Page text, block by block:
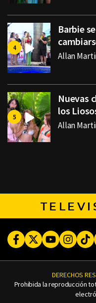
Barbie
Allan
Nuevas
los
Allan
FacebookTwitterYoutube
DERECHOS
Prohibida la reproducción